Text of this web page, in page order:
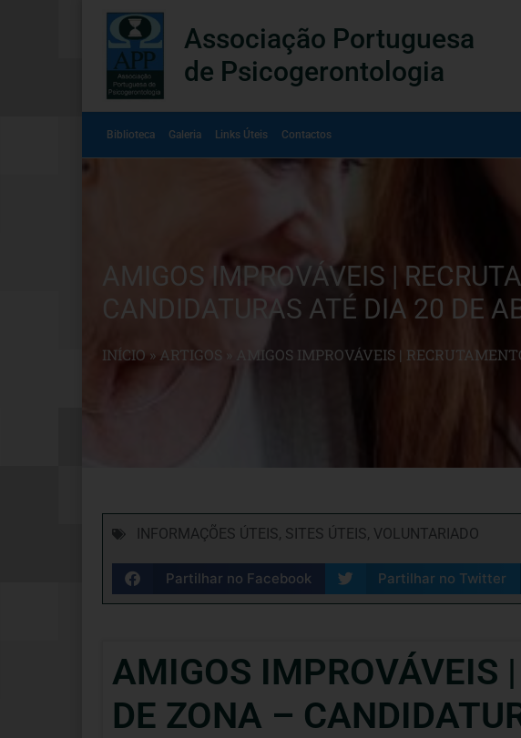
Associação Portuguesa
de Psicogerontologia
Biblioteca Galeria Links Úteis Contactos
AMIGOS IMPROVÁVEIS |
CANDIDATURAS ATÉ DIA 20 DE
INÍCIO » ARTIGOS AMIGOS IMPROVÁVEIS |
INFORMAÇÕES ÚTEIS, SITES ÚTEIS, VOLUNTARIADO
Partilhar no Facebook Partilhar no Twitter
AMIGOS IMPROVÁVEIS
DE ZONA –